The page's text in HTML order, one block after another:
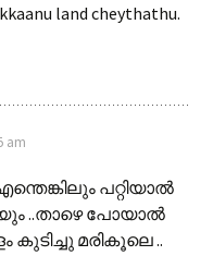
land cheythathu.
am
പറ്റിയാല്‍
..താഴെ പോയാല്‍
കുടിച്ചു മരികൂലെ ..